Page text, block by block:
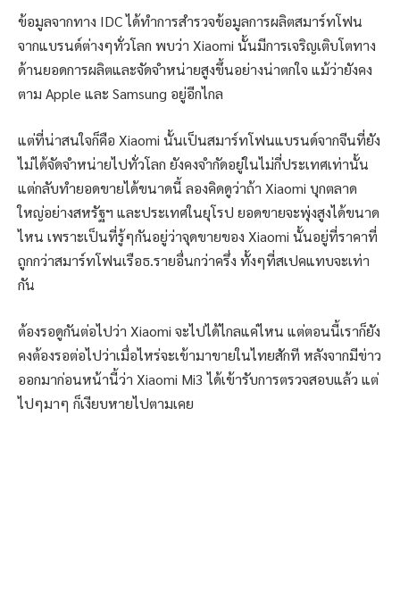
ข้อมูลจากทาง IDC ได้ทำการสำรวจข้อมูลการผลิตสมาร์ทโฟน
จากแบรนด์ต่างๆทั่วโลก พบว่า Xiaomi นั้นมีการเจริญเติบโตทาง
ด้านยอดการผลิตและจัดจำหน่ายสูงขึ้นอย่างน่าตกใจ แม้ว่ายังคง
ตาม Apple และ Samsung อยู่อีกไกล
แต่ที่น่าสนใจก็คือ Xiaomi นั้นเป็นสมาร์ทโฟนแบรนด์จากจีนที่ยัง
ไม่ได้จัดจำหน่ายไปทั่วโลก ยังคงจำกัดอยู่ในไม่กี่ประเทศเท่านั้น
แต่กลับทำยอดขายได้ขนาดนี้ ลองคิดดูว่าถ้า Xiaomi บุกตลาด
ใหญ่อย่างสหรัฐฯ และประเทศในยุโรป ยอดขายจะพุ่งสูงได้ขนาด
ไหน เพราะเป็นที่รู้ๆกันอยู่ว่าจุดขายของ Xiaomi นั้นอยู่ที่ราคาที่
ถูกกว่าสมาร์ทโฟนเรือธ.รายอื่นกว่าครึ่ง ทั้งๆที่สเปคแทบจะเท่า
กัน
ต้องรอดูกันต่อไปว่า Xiaomi จะไปได้ไกลแค่ไหน แต่ตอนนี้เราก็ยัง
คงต้องรอต่อไปว่าเมื่อไหร่จะเข้ามาขายในไทยสักที หลังจากมีข่าว
ออกมาก่อนหน้านี้ว่า Xiaomi Mi3 ได้เข้ารับการตรวจสอบแล้ว แต่
ไปๆมาๆ ก็เงียบหายไปตามเคย